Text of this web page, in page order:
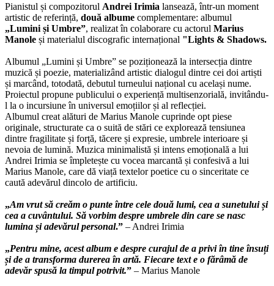
Pianistul și compozitorul Andrei Irimia lansează, într-un moment
artistic de referință, două albume complementare: albumul
„Lumini și Umbre”, realizat în colaborare cu actorul Marius
Manole și materialul discografic internațional "Lights & Shadows.
Albumul „Lumini și Umbre” se poziționează la intersecția dintre
muzică și poezie, materializând artistic dialogul dintre cei doi artiști
și marcând, totodată, debutul turneului național cu același nume.
Proiectul propune publicului o experiență multisenzorială, invitându-
l la o incursiune în universul emoțiilor și al reflecției.
Albumul creat alături de Marius Manole cuprinde opt piese
originale, structurate ca o suită de stări ce explorează tensiunea
dintre fragilitate și forță, tăcere și expresie, umbrele interioare și
nevoia de lumină. Muzica minimalistă și intens emoțională a lui
Andrei Irimia se împletește cu vocea marcantă și confesivă a lui
Marius Manole, care dă viață textelor poetice cu o sinceritate ce
caută adevărul dincolo de artificiu.
„Am vrut să creăm o punte între cele două lumi, cea a sunetului și
cea a cuvântului. Să vorbim despre umbrele din care se nasc
lumina și adevărul personal.” – Andrei Irimia
„Pentru mine, acest album e despre curajul de a privi în tine însuți
și de a transforma durerea în artă. Fiecare text e o fărâmă de
adevăr spusă la timpul potrivit.” – Marius Manole